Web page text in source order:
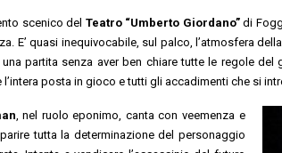
scenico del Teatro “Umberto Giordano”di
E’ quasi inequivocabile, sul palco, l’atmosfera
partita senza aver ben chiare tutte le regole
posta in gioco e tutti gli accadimenti che si
, nel ruolo eponimo, canta con veemenza e
tutta la determinazione del personaggio